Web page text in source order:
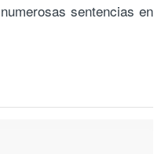
sentencias en